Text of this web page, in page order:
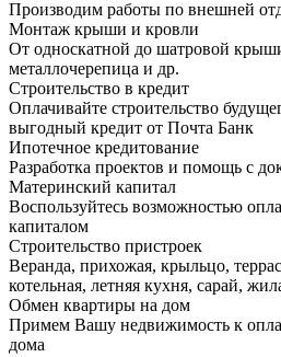
Производим работы по внешней
Монтаж крыши и кровли
От односкатной до шатровой
металлочерепица и др.
Строительство в кредит
Оплачивайте строительство
выгодный кредит от Почта Банк
Ипотечное кредитование
Разработка проектов и помощь с
Материнский капитал
Воспользуйтесь возможностью
капиталом
Строительство пристроек
Веранда, прихожая, крыльцо,
котельная, летняя кухня, сарай,
Обмен квартиры на дом
Примем Вашу недвижимость к
дома